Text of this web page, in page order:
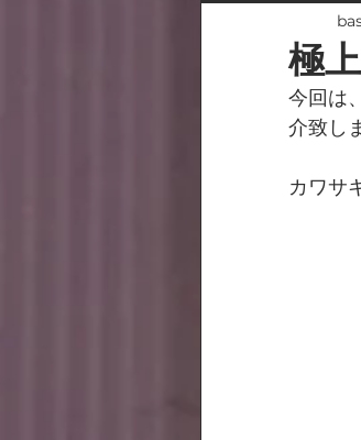
極
今回は
介致し
カワサ